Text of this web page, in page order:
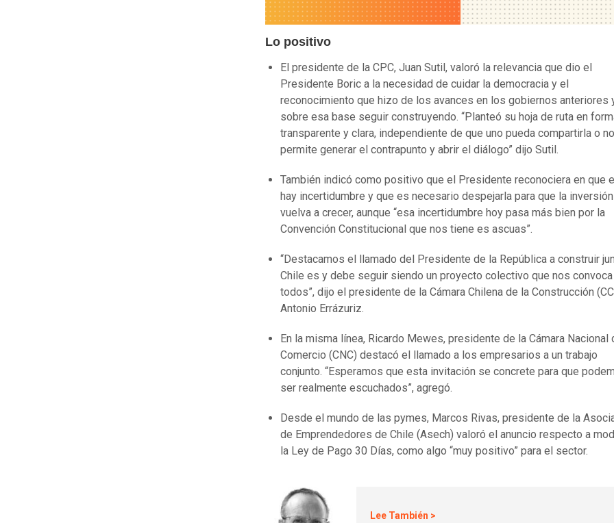
Lo positivo
El presidente de la CPC, Juan Sutil, valoró la relevancia que dio el
Presidente Boric a la necesidad de cuidar la democracia y el
reconocimiento que hizo de los avances en los gobiernos anteriores
sobre esa base seguir construyendo. “Planteó su hoja de ruta en
transparente y clara, independiente de que uno pueda compartirla o
permite generar el contrapunto y abrir el diálogo” dijo Sutil.
También indicó como positivo que el Presidente reconociera en que
hay incertidumbre y que es necesario despejarla para que la inversión
vuelva a crecer, aunque “esa incertidumbre hoy pasa más bien por la
Convención Constitucional que nos tiene es ascuas”.
“Destacamos el llamado del Presidente de la República a construir
Chile es y debe seguir siendo un proyecto colectivo que nos convoca
todos”, dijo el presidente de la Cámara Chilena de la Construcción
Antonio Errázuriz.
En la misma línea, Ricardo Mewes, presidente de la Cámara Nacional
Comercio (CNC) destacó el llamado a los empresarios a un trabajo
conjunto. “Esperamos que esta invitación se concrete para que
ser realmente escuchados”, agregó.
Desde el mundo de las pymes, Marcos Rivas, presidente de la
de Emprendedores de Chile (Asech) valoró el anuncio respecto a
la Ley de Pago 30 Días, como algo “muy positivo” para el sector.
Lee También >